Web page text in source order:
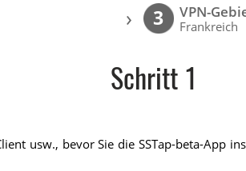
› 3 VPN-
Frankreich
Schritt 1
usw., bevor Sie die SSTap-beta-App